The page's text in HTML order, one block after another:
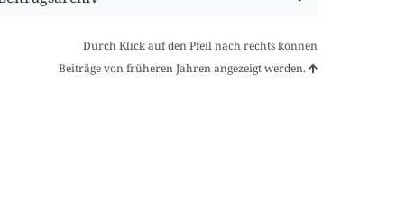
Durch Klick auf den Pfeil nach rechts können
Beiträge von früheren Jahren angezeigt werden.